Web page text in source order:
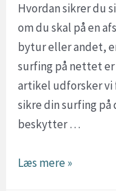
Hvordan sikrer du
om du skal på en
bytur eller andet,
surfing på nettet
artikel udforsker vi
sikre din surfing på
beskytter …
Hvordan
Læs mere »